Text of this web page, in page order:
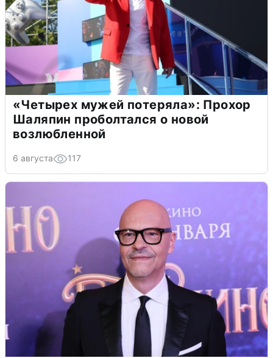
«Четырех мужей потеряла»: Прохор
Шаляпин проболтался о новой
возлюбленной
6 августа 117